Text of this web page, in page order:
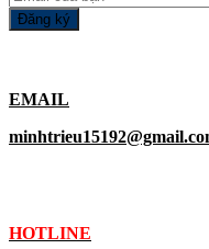
EMAIL
HOTLINE